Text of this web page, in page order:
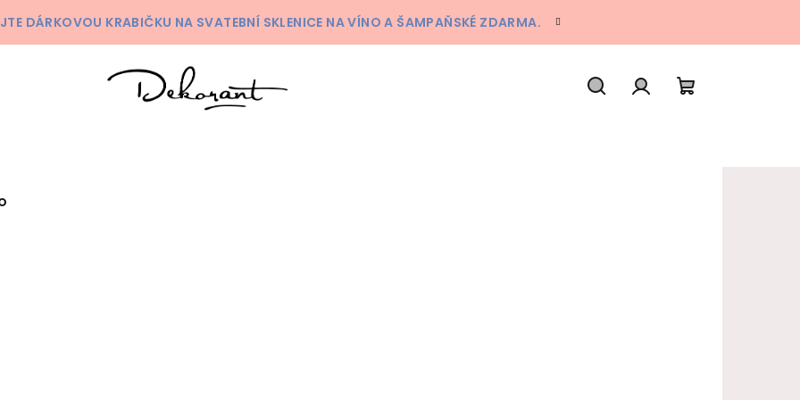
DÁRKOVOU KRABIČKU NA SVATEBNÍ SKLENICE NA VÍNO A ŠAMPAŇSKÉ ZDARMA.